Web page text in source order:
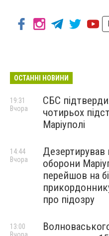
ОСТАННІ НОВИНИ
СБС
чотирьох
Маріуполі
19:31
Вчора
Дезертирував
оборони
перейшов на
про підозру
14:44
Вчора
13:00